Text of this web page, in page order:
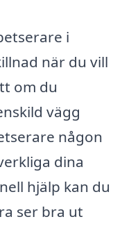
i
när du vill
om du
vägg
någon
dina
hjälp kan du
ser bra ut